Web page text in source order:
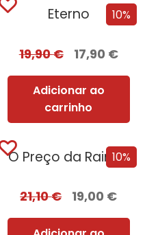
10%
Eterno
19,90€ 17,90 €
Adicionar ao
carrinho
10%
O Preço da Rainha
21,10€ 19,00 €